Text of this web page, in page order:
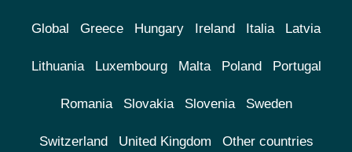
Global Greece Hungary Ireland Italia Latvia
Lithuania Luxembourg Malta Poland Portugal
Romania Slovakia Slovenia Sweden
Switzerland United Kingdom Other countries